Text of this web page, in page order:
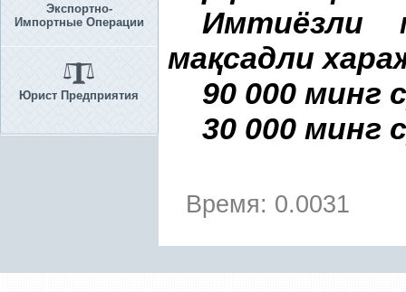
Экспортно-
Импортные Операции
Юрист Предприятия
Имтиёзли
мақсадли
90 000 минг
30 000 минг
Время: 0.0031